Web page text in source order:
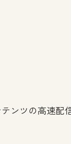
ンツの高速配